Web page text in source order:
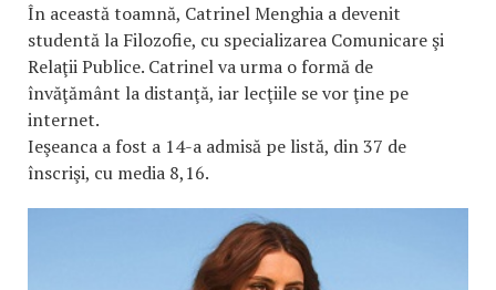
În această toamnă, Catrinel Menghia a devenit
studentă la Filozofie, cu specializarea Comunicare şi
Relaţii Publice. Catrinel va urma o formă de
învăţământ la distanţă, iar lecţiile se vor ţine pe
internet.
Ieşeanca a fost a 14-a admisă pe listă, din 37 de
înscrişi, cu media 8,16.